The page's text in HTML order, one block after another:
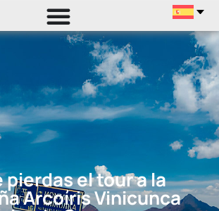
pierdas el tour a la
Arcoíris Vinicunca